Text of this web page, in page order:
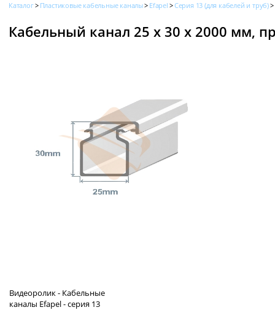
Каталог Пластиковые кабельные каналы Efapel Серия 13 (для кабелей и труб)
Кабельный канал 25 х 30 x 2000 мм,
Видеоролик - Кабельные
каналы Efapel - серия 13